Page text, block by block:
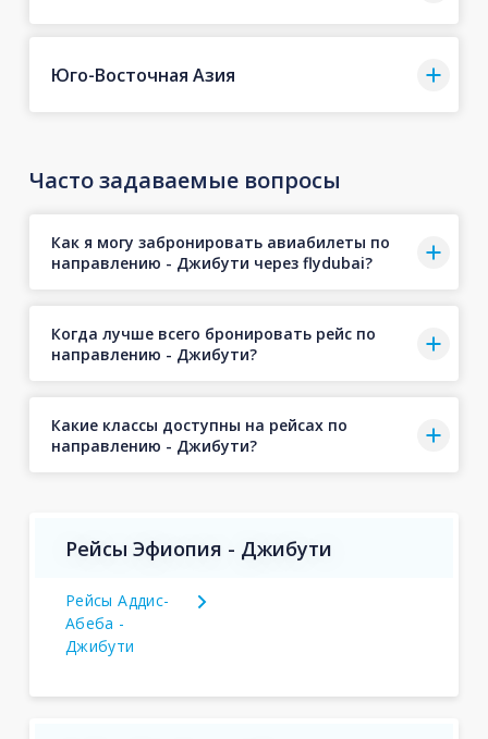
Юго-Восточная Азия
Часто задаваемые вопросы
Как я могу забронировать авиабилеты по
направлению - Джибути через flydubai?
Когда лучше всего бронировать рейс по
направлению - Джибути?
Какие классы доступны на рейсах по
направлению - Джибути?
Рейсы Эфиопия - Джибути
Рейсы Аддис-
Абеба -
Джибути